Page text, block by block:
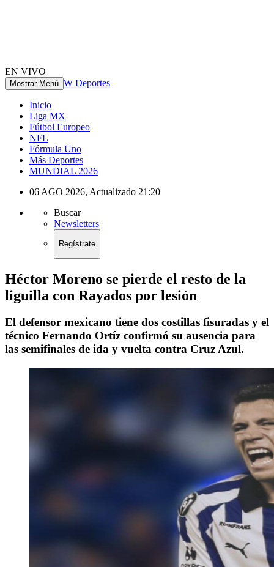
EN VIVO
Mostrar Menú W Deportes
Inicio
Liga MX
Fútbol Europeo
NFL
Fórmula Uno
Más Deportes
MUNDIAL 2026
06 AGO 2026, Actualizado 21:20
Buscar
Newsletters
Regístrate
Héctor Moreno se pierde el resto de la
liguilla con Rayados por lesión
El defensor mexicano tiene dos costillas fisuradas y el
técnico Fernando Ortíz confirmó su ausencia para
las semifinales de ida y vuelta contra Cruz Azul.